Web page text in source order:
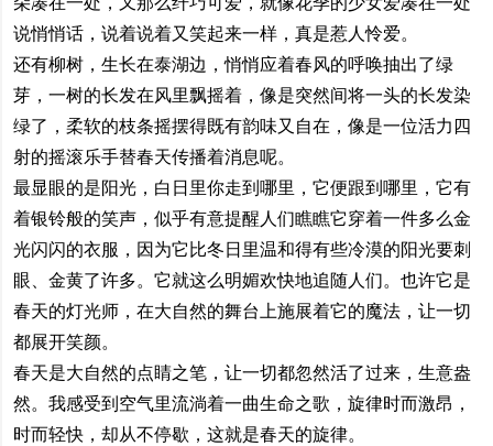
说悄悄话，说着说着又笑起来一样，真是惹人怜爱。
还有柳树，生长在泰湖边，悄悄应着春风的呼唤抽出了绿
芽，一树的长发在风里飘摇着，像是突然间将一头的长发染
绿了，柔软的枝条摇摆得既有韵味又自在，像是一位活力四
射的摇滚乐手替春天传播着消息呢。
最显眼的是阳光，白日里你走到哪里，它便跟到哪里，它有
着银铃般的笑声，似乎有意提醒人们瞧瞧它穿着一件多么金
光闪闪的衣服，因为它比冬日里温和得有些冷漠的阳光要刺
眼、金黄了许多。它就这么明媚欢快地追随人们。也许它是
春天的灯光师，在大自然的舞台上施展着它的魔法，让一切
都展开笑颜。
春天是大自然的点睛之笔，让一切都忽然活了过来，生意盎
然。我感受到空气里流淌着一曲生命之歌，旋律时而激昂，
时而轻快，却从不停歇，这就是春天的旋律。